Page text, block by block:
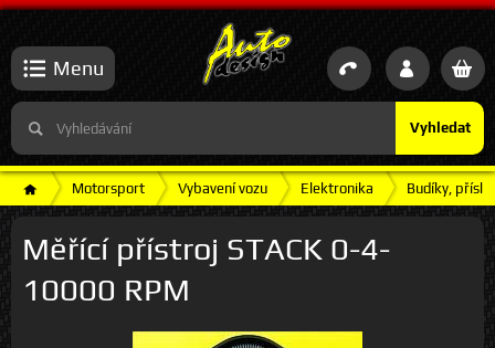
Vyhledat
Menu
Motorsport Vybavení vozu Elektronika Budíky,
Měřící přístroj STACK 0-4-
10000 RPM